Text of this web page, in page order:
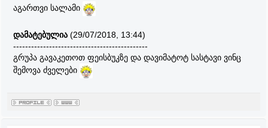
აგართვი სალამი
დამატებულია (29/07/2018, 13:44)
---------------------------------------------
გრუპა გავაკეთოთ ფეისბუკზე და დავიმატოტ სასტავი ვინც
შემოვა ძველები